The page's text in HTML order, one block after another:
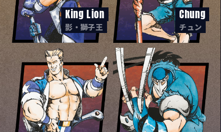
King Lion
影・獅子王
Chung
チュン